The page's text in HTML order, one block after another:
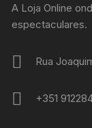
A Loja Online
espectaculares.
Rua
+351